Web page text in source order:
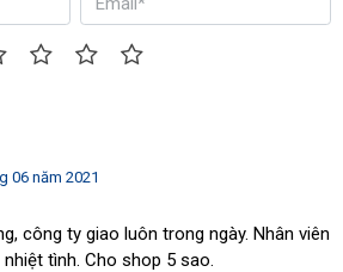
làm việc 7.5HP, thời gian nạp khí nhanh,
đáp ứng được nhu cầu sử dụng khí nén
06 năm 2021
công ty giao luôn trong ngày. Nhân viên
tình. Cho shop 5 sao.